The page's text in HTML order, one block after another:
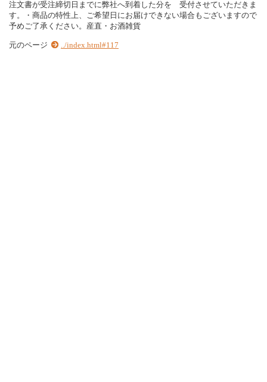
注文書が受注締切 日 ま でに弊社へ到 着 し た分を 受付さ せていただき ま
す。 ・ 商品の特性上、 ご希望 日 にお届けでき ない場合も ございま すので
予めご了承 く ださ い。 産直 ・ お酒雑貨
元のページ ../index.html#117